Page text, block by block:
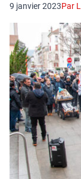
9 janvier 2023Par